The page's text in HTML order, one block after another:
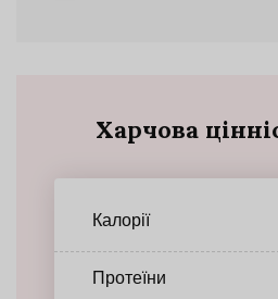
Харчова
Калорії
Протеїни